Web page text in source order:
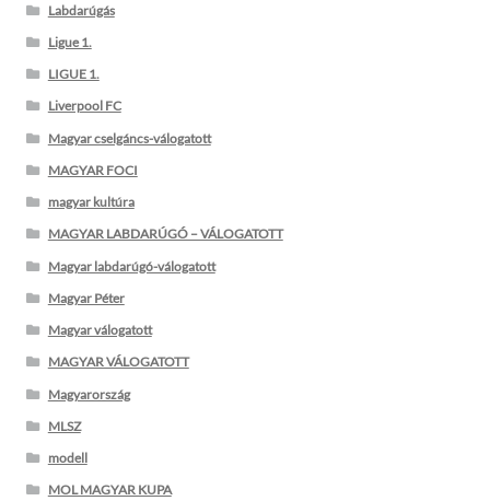
Labdarúgás
Ligue 1.
LIGUE 1.
Liverpool FC
Magyar cselgáncs-válogatott
MAGYAR FOCI
magyar kultúra
MAGYAR LABDARÚGÓ – VÁLOGATOTT
Magyar labdarúgó-válogatott
Magyar Péter
Magyar válogatott
MAGYAR VÁLOGATOTT
Magyarország
MLSZ
modell
MOL MAGYAR KUPA